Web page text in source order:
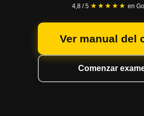
4,8 / 5 ★★★★★ en
Ver manual del
Comenzar